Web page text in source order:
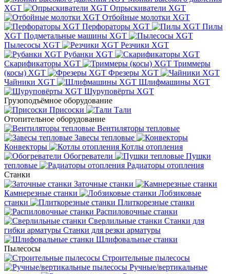
XGT
Опрыскиватели XGT
Отбойные молотки XGT
Перфораторы XGT
Пилы
XGT Подметальные машины XGT
Пылесосы XGT
Резчики XGT
Рубанки XGT
Скарификаторы XGT
Триммеры
(косы) XGT
Фрезеры XGT
Чайники XGT
Шлифмашины XGT
Шуруповёрты XGT
Грузоподъёмное оборудование
Присоски
Тали
Отопительное оборудование
Вентиляторы тепловые
Завесы тепловые
Конвекторы
Котлы отопления
Обогреватели
Пушки
тепловые
Радиаторы отопления
Станки
Заточные станки
Камнерезные станки
Лобзиковые
станки
Плиткорезные станки
Распиловочные станки
Сверлильные станки Станки для
гибки арматуры Станки для резки арматуры
Шлифовальные станки
Пылесосы
Строительные пылесосы
Ручные/вертикальные